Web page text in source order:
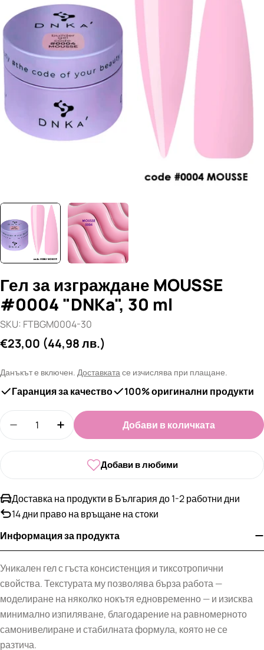
медия 0 в прозорец
Гел за изграждане MOUSSE
#0004 "DNKa", 30 ml
SKU: FTBGM0004-30
Редовна
€23,00 (44,98 лв.)
Данъкът е включен. Доставката се изчислява при плащане.
Гаранция за качество 100% оригинални продукти
Добави в количката
Добави в любими
Доставка на продукти в България до 1-2 работни дни
14 дни право на връщане на стоки
Информация за продукта
Уникален гел с гъста консистенция и тиксотропични
свойства. Текстурата му позволява бърза работа —
моделиране на няколко нокътя едновременно — и изисква
минимално изпиляване, благодарение на равномерното
самонивелиране и стабилната формула, която не се
разтича.